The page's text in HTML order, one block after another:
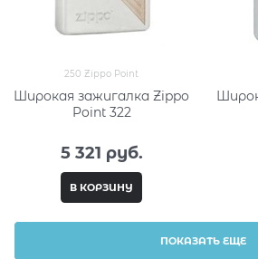
250 Zippo Point
Широкая зажигалка Zippo
Point 322
5 321 руб.
В КОРЗИНУ
ПОКАЗАТЬ ЕЩЕ